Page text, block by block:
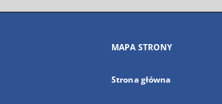
MAPA STRONY
Strona główna